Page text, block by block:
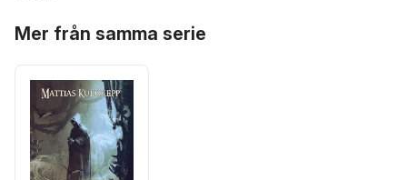
Mer från samma serie